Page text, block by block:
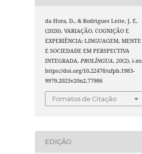
da Hora, D., & Rodrigues Leite, J. E.
(2026). VARIAÇÃO, COGNIÇÃO E
EXPERIÊNCIA: LINGUAGEM, MENTE
E SOCIEDADE EM PERSPECTIVA
INTEGRADA.PROLÍNGUA,20(2), i-
https://doi.org/10.22478/ufpb.1983-
9979.2025v20n2.77986
Fomatos de Citação
EDIÇÃO